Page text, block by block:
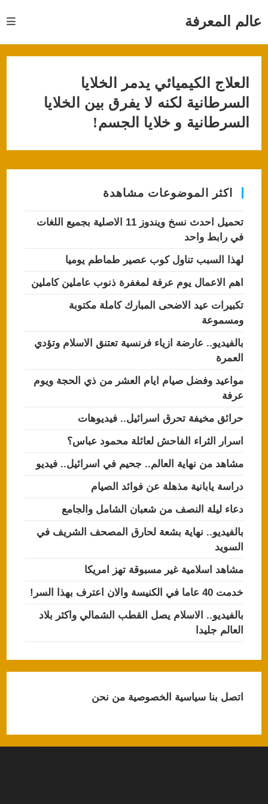
عالم المعرفة
العلاج الكيميائي يدمر الخلايا
السرطانية لكنه لا يفرق بين الخلايا
السرطانية و خلايا الجسم!
اكثر الموضوعات مشاهدة
تحميل احدث نسخ ويندوز 11 الاصلية بجميع اللغات
في رابط واحد
لهذا السبب تناول كوب عصير طماطم يوميا
اهم الاعمال يوم عرفة لمغفرة ذنوب عاملين كاملين
تكبيرات عيد الاضحى المبارك كاملة مكتوبة
ومسموعة
بالفيديو.. عارضة ازياء فرنسية تعتنق الاسلام وتؤدي
العمرة
مواعيد وفضل صيام ايام العشر من ذي الحجة ويوم
عرفة
حرائق مخيفة تحرق اسرائيل.. فيديوهات
اسرار الثراء الفاحش لعائلة محمود عباس؟
مشاهد من نهاية العالم.. جحيم في اسرائيل.. فيديو
دراسة يابانية مذهلة عن فوائد الصيام
دعاء ليلة النصف من شعبان الشامل والجامع
بالفيديو.. نهاية بشعة لحارق المصحف الشريف في
السويد
مشاهد اسلامية غير مسبوقة تهز امريكا
خدمت 40 عاما في الكنيسة والان اعترف بهذا السر!
بالفيديو.. الاسلام يصل القطب الشمالي واكثر بلاد
العالم جليدا
اتصل بناسياسية الخصوصيةمن نحن